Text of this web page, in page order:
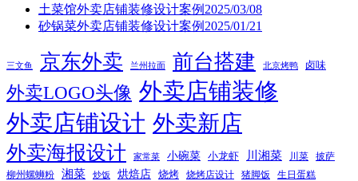
土菜馆外卖店铺装修设计案例2025/03/08
砂锅菜外卖店铺装修设计案例2025/01/21
三文鱼 京东外卖 兰州拉面 前台搭建 北京烤鸭 卤味
外卖LOGO头像 外卖店铺装修
外卖店铺设计 外卖新店
外卖海报设计 家常菜 小碗菜 小龙虾 川湘菜 川菜
披萨
柳州螺蛳粉
湘菜 炒饭 烘焙店 烧烤 烧烤店设计 猪脚饭 生日蛋糕